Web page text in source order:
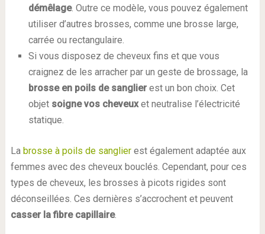
démêlage. Outre ce modèle, vous pouvez également
utiliser d’autres brosses, comme une brosse large,
carrée ou rectangulaire.
Si vous disposez de cheveux fins et que vous
craignez de les arracher par un geste de brossage, la
brosse en poils de sanglierest un bon choix. Cet
objet soigne vos cheveuxet neutralise l’électricité
statique.
La brosse à poils de sanglierest également adaptée aux
femmes avec des cheveux bouclés. Cependant, pour ces
types de cheveux, les brosses à picots rigides sont
déconseillées. Ces dernières s’accrochent et peuvent
casser la fibre capillaire.